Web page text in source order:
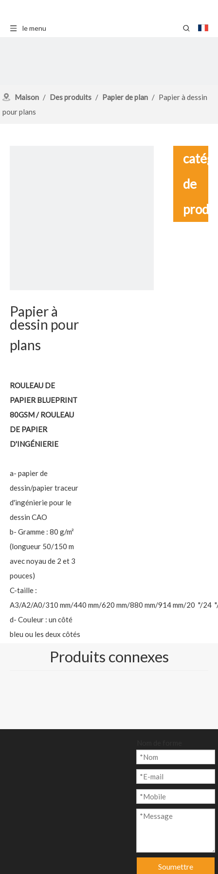
le menu
Maison / Des produits / Papier de plan / Papier à dessin
pour plans
Papier à
dessin pour
plans
ROULEAU DE
PAPIER BLUEPRINT
80GSM / ROULEAU
DE PAPIER
D'INGÉNIERIE
a- papier de
dessin/papier traceur
d'ingénierie pour le
dessin CAO
b- Gramme : 80 g/m²
(longueur 50/150 m
avec noyau de 2 et 3
pouces)
C-taille :
A3/A2/A0/310 mm/440 mm/620 mm/880 mm/914 mm/20 "/24
d- Couleur : un côté
bleu ou les deux côtés
de
Produits connexes
Soumettre